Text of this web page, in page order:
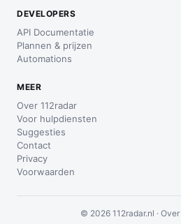
DEVELOPERS
API Documentatie
Plannen & prijzen
Automations
MEER
Over 112radar
Voor hulpdiensten
Suggesties
Contact
Privacy
Voorwaarden
© 2026 112radar.nl ·